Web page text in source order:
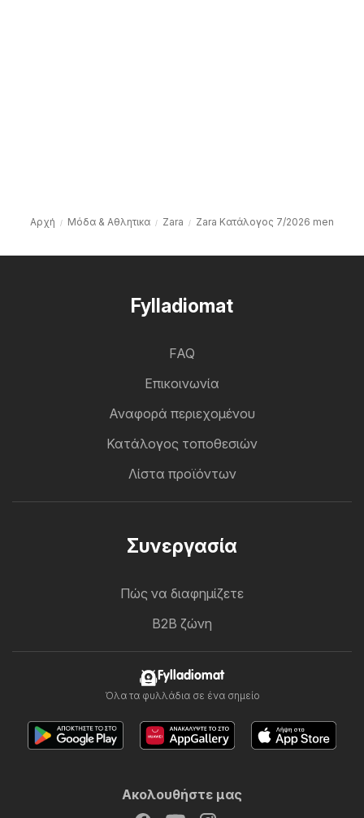
Αρχή Μόδα & Aθλητικα Zara Zara Kατάλογος 7/2026 men
Fylladiomat
FAQ
Επικοινωνία
Αναφορά περιεχομένου
Κατάλογος τοποθεσιών
Λίστα προϊόντων
Συνεργασία
Πώς να διαφημίζετε
B2B ζώνη
Fylladiomat
Όλα τα φυλλάδια σε ένα σημείο
Ακολουθήστε μας